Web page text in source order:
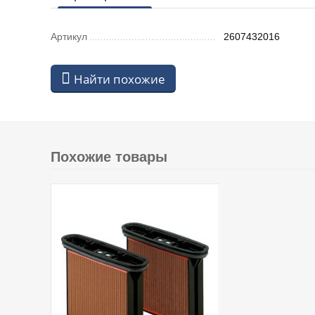
Артикул 2607432016
Найти похожие
Похожие товары